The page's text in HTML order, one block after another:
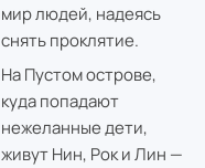
мир людей, надеясь
снять проклятие.
На Пустом острове,
куда попадают
нежеланные дети,
живут Нин, Рок и Лин —